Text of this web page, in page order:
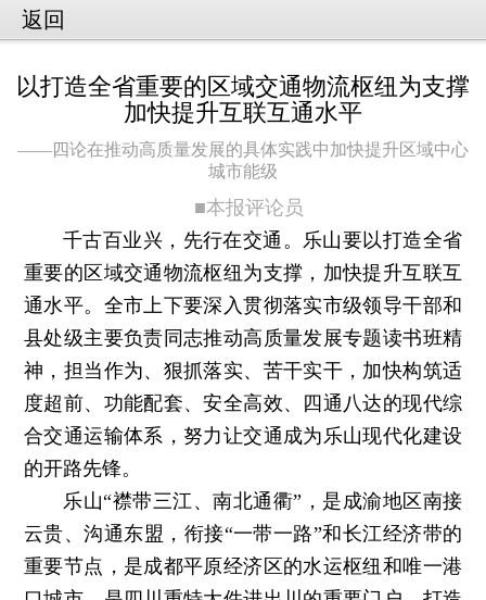
返回
以打造全省重要的区域交通物流枢纽为支撑
加快提升互联互通水平
——四论在推动高质量发展的具体实践中加快提升区域中心
城市能级
■本报评论员
千古百业兴，先行在交通。乐山要以打造全省
重要的区域交通物流枢纽为支撑，加快提升互联互
通水平。全市上下要深入贯彻落实市级领导干部和
县处级主要负责同志推动高质量发展专题读书班精
神，担当作为、狠抓落实、苦干实干，加快构筑适
度超前、功能配套、安全高效、四通八达的现代综
合交通运输体系，努力让交通成为乐山现代化建设
的开路先锋。
乐山“襟带三江、南北通衢”，是成渝地区南接
云贵、沟通东盟，衔接“一带一路”和长江经济带的
重要节点，是成都平原经济区的水运枢纽和唯一港